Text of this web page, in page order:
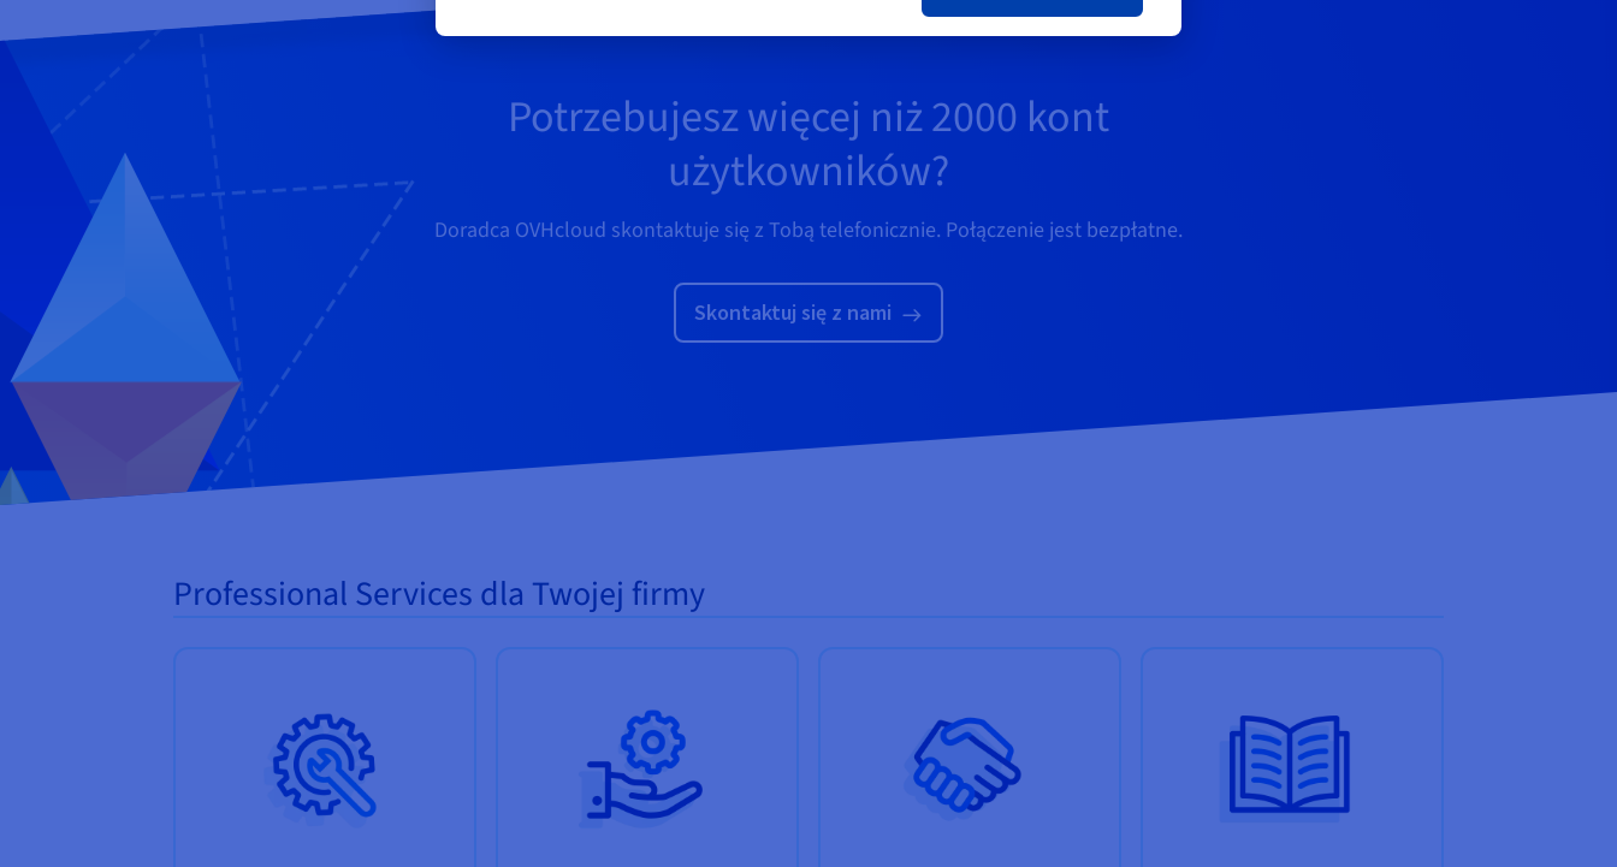
Potrzebujesz więcej niż 2000 kont
użytkowników?
Doradca OVHcloud skontaktuje się z Tobą telefonicznie. Połączenie jest bezpłatne.
Skontaktuj się z nami
Professional Services dla Twojej firmy